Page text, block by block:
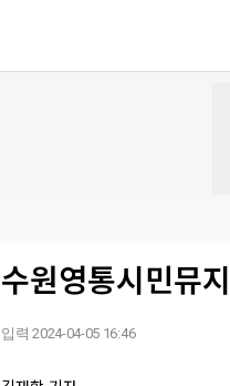
수원영통시민뮤
입력 2024-04-05 16:46